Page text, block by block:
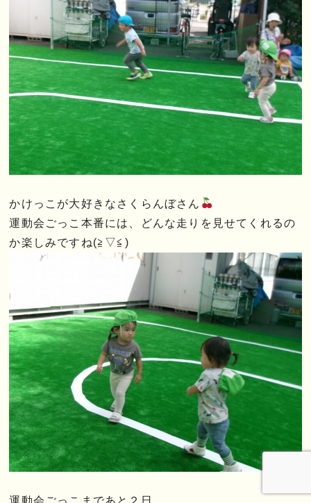
かけっこが大好きなさくらんぼさん
運動会ごっこ本番には、どんな走りを見せてくれるの
か楽しみですね(≧▽≦)
運動会ごっこまであと２日…。